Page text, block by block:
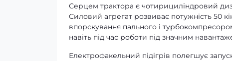
Серцем трактора є чотирициліндровий
Силовий агрегат розвиває потужність 50
впорскування пального і
навіть під час роботи під значним
Електрофакельний підігрів полегшує